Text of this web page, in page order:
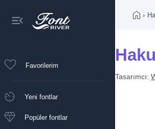
Favorilerim
Yeni fontlar
Popüler fontlar
›
Tasarımcı: